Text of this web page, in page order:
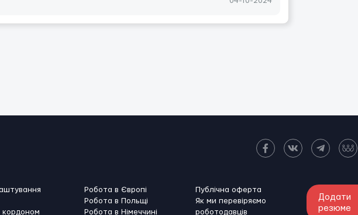
Робота в Європі
Робота в Польщі
Робота в Німеччині
Публічна оферта
Як ми перевіряємо
роботодавців
Додати
резюме